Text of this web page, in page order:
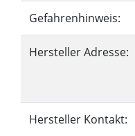
Gefahrenhinweis:
Hersteller Adresse:
Hersteller Kontakt: